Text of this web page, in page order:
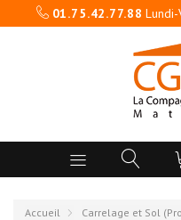
01.75.42.77.88
Accueil
Carrelage et Sol